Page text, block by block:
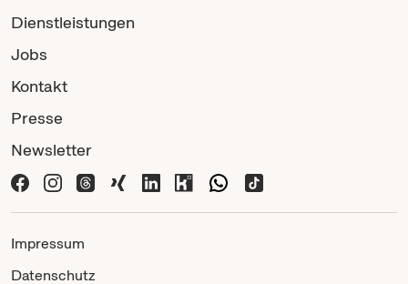
Dienstleistungen
Jobs
Kontakt
Presse
Newsletter
Impressum
Datenschutz